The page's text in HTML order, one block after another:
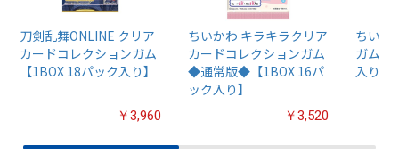
刀剣乱舞ONLINE クリア
カードコレクションガム
【1BOX 18パック入り】
￥3,960
ちいかわ キラキラクリア
カードコレクションガム
◆通常版◆【1BOX 16パ
ック入り】
￥3,520
ちいか
ガム4
入り】